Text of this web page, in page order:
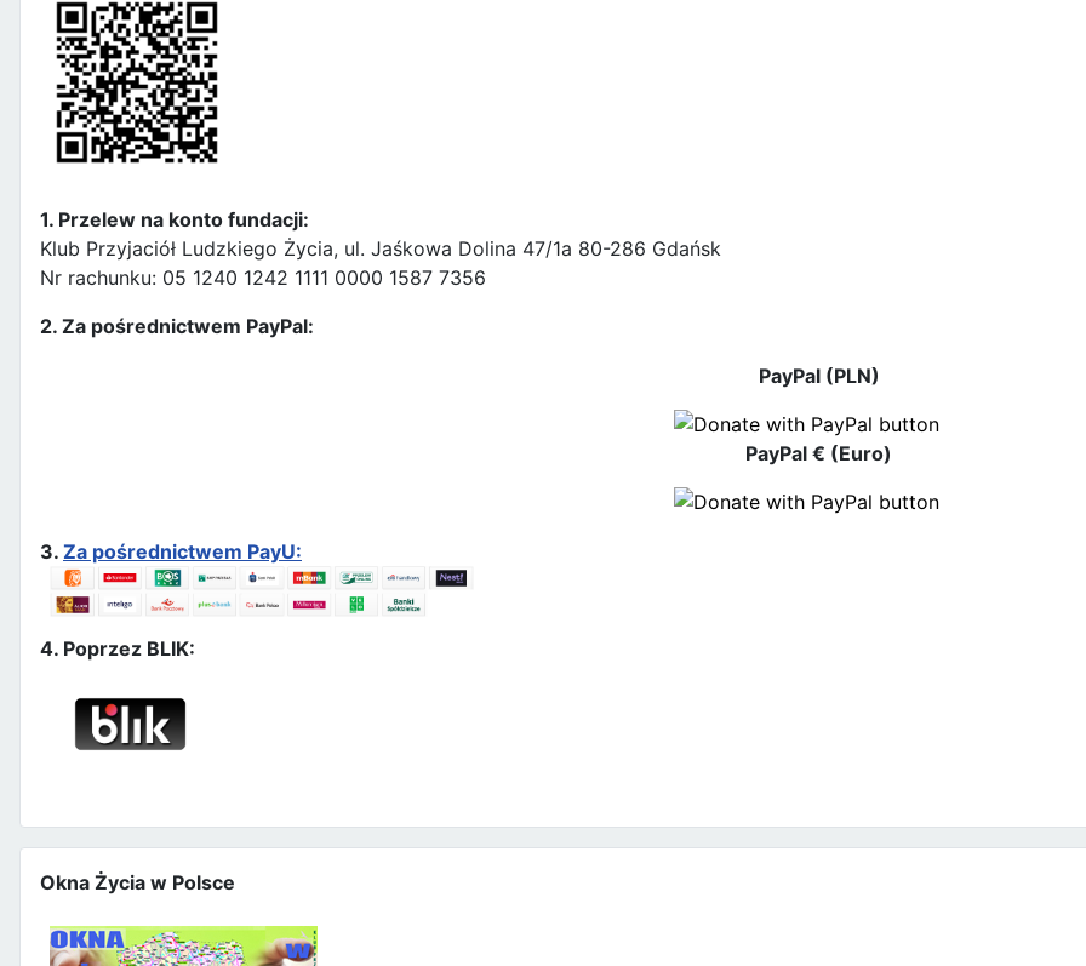
1. Przelew na konto fundacji:
Klub Przyjaciół Ludzkiego Życia, ul. Jaśkowa Dolina 47/1a 80-286 Gdańsk
Nr rachunku: 05 1240 1242 1111 0000 1587 7356
2. Za pośrednictwem PayPal:
PayPal (PLN)
PayPal € (Euro)
3. Za pośrednictwem PayU:
4. Poprzez BLIK:
Okna Życia w Polsce